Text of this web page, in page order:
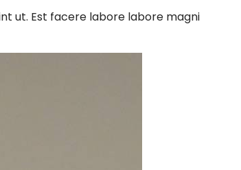
ut. Est facere labore labore magni